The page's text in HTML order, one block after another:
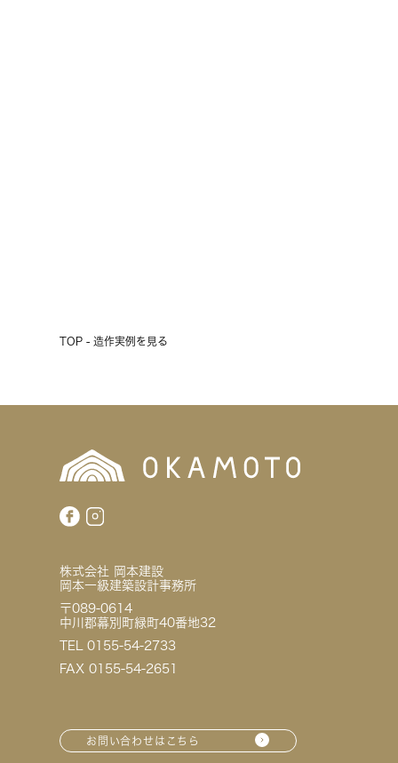
TOP - 造作実例を見る
株式会社 岡本建設
岡本一級建築設計事務所
〒089-0614
中川郡幕別町緑町40番地32
TEL 0155-54-2733
FAX 0155-54-2651
お問い合わせはこちら